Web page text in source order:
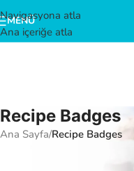
Navigasyona atla
Ana içeriğe atla
MENÜ
Recipe Badges
Ana Sayfa/Recipe Badges